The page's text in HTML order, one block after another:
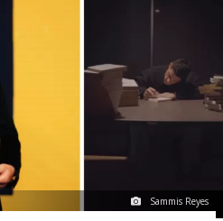
Sammis Reyes